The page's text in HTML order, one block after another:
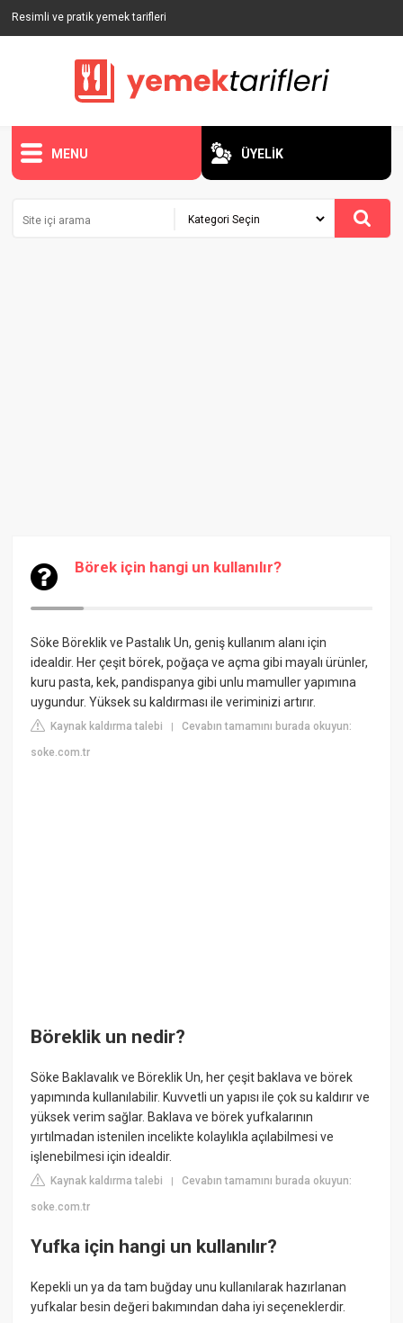
Resimli ve pratik yemek tarifleri
MENU ÜYELİK
Börek için hangi un kullanılır?
Söke Böreklik ve Pastalık Un, geniş kullanım alanı için
idealdir. Her çeşit börek, poğaça ve açma gibi mayalı ürünler,
kuru pasta, kek, pandispanya gibi unlu mamuller yapımına
uygundur. Yüksek su kaldırması ile veriminizi artırır.
Kaynak kaldırma talebi |Cevabın tamamını burada okuyun:
soke.com.tr
Böreklik un nedir?
Söke Baklavalık ve Böreklik Un, her çeşit baklava ve börek
yapımında kullanılabilir. Kuvvetli un yapısı ile çok su kaldırır ve
yüksek verim sağlar. Baklava ve börek yufkalarının
yırtılmadan istenilen incelikte kolaylıkla açılabilmesi ve
işlenebilmesi için idealdir.
Kaynak kaldırma talebi |Cevabın tamamını burada okuyun:
soke.com.tr
Yufka için hangi un kullanılır?
Kepekli un ya da tam buğday unu kullanılarak hazırlanan
yufkalar besin değeri bakımından daha iyi seçeneklerdir.